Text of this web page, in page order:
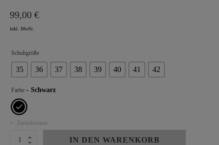
99,00 €
Schuhgröße
35 36 37 38 39 40 41 42
Farbe - Schwarz
Zurücksetzen
CLOGS
IN DEN WARENKORB